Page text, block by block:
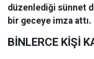
düzenlediği sünnet
bir geceye imza attı.
BİNLERCE KİŞİ